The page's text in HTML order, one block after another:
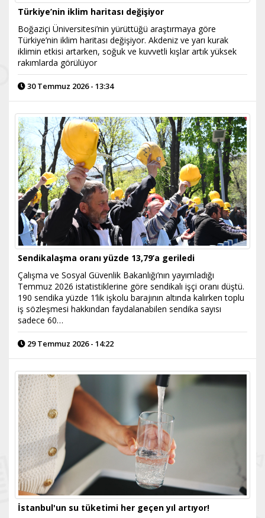
Türkiye’nin iklim haritası değişiyor
Boğaziçi Üniversitesi’nin yürüttüğü araştırmaya göre
Türkiye’nin iklim haritası değişiyor. Akdeniz ve yarı kurak
iklimin etkisi artarken, soğuk ve kuvvetli kışlar artık yüksek
rakımlarda görülüyor
30 Temmuz 2026 - 13:34
Sendikalaşma oranı yüzde 13,79’a geriledi
Çalışma ve Sosyal Güvenlik Bakanlığı’nın yayımladığı
Temmuz 2026 istatistiklerine göre sendikalı işçi oranı düştü.
190 sendika yüzde 1’lik işkolu barajının altında kalırken toplu
iş sözleşmesi hakkından faydalanabilen sendika sayısı
sadece 60…
29 Temmuz 2026 - 14:22
İstanbul'un su tüketimi her geçen yıl artıyor!